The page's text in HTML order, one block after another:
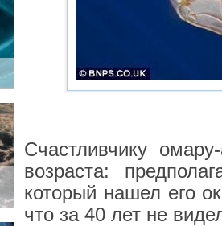
Счастливчику
возраста:
который нашел его
что за 40 лет не